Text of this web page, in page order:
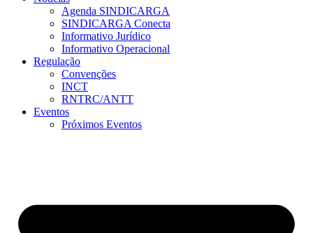
Agenda SINDICARGA
SINDICARGA Conecta
Informativo Jurídico
Informativo Operacional
Regulação
Convenções
INCT
RNTRC/ANTT
Eventos
Próximos Eventos